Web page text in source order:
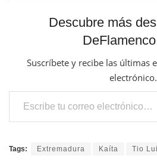
Descubre más
Suscríbete y recibe las últimas
electrónico.
Escribe tu correo electrónico…
Tags: Extremadura Kaíta Tio